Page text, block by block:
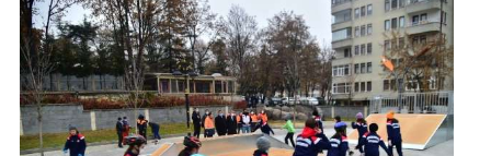
SAĞLIK
SİYASET
EĞİTİM